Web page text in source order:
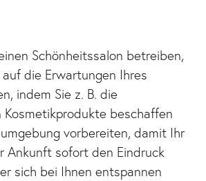
Schönheitssalon betreiben,
die Erwartungen Ihres
indem Sie z. B. die
beschaffen
vorbereiten, damit Ihr
Ankunft sofort den Eindruck
sich bei Ihnen entspannen